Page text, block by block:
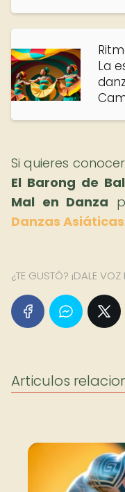
La
Si quieres
El Barong de
Mal en Danza
Danzas Asiáticas
¿TE GUSTÓ? ¡DALE VOZ
Articulos